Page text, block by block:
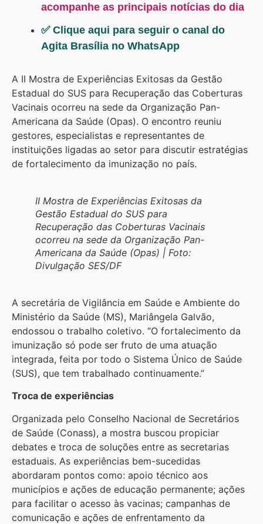
acompanhe as principais notícias do dia
✅ Clique aqui para seguir o canal do
Agita Brasília no WhatsApp
A II Mostra de Experiências Exitosas da Gestão
Estadual do SUS para Recuperação das Coberturas
Vacinais ocorreu na sede da Organização Pan-
Americana da Saúde (Opas). O encontro reuniu
gestores, especialistas e representantes de
instituições ligadas ao setor para discutir estratégias
de fortalecimento da imunização no país.
II Mostra de Experiências Exitosas da
Gestão Estadual do SUS para
Recuperação das Coberturas Vacinais
ocorreu na sede da Organização Pan-
Americana da Saúde (Opas) | Foto:
Divulgação SES/DF
A secretária de Vigilância em Saúde e Ambiente do
Ministério da Saúde (MS), Mariângela Galvão,
endossou o trabalho coletivo. “O fortalecimento da
imunização só pode ser fruto de uma atuação
integrada, feita por todo o Sistema Único de Saúde
(SUS), que tem trabalhado continuamente.”
Troca de experiências
Organizada pelo Conselho Nacional de Secretários
de Saúde (Conass), a mostra buscou propiciar
debates e troca de soluções entre as secretarias
estaduais. As experiências bem-sucedidas
abordaram pontos como: apoio técnico aos
municípios e ações de educação permanente; ações
para facilitar o acesso às vacinas; campanhas de
comunicação e ações de enfrentamento da